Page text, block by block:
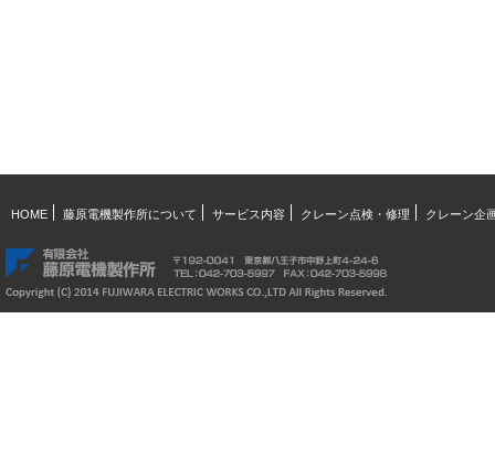
HOME 藤原電機製作所について サービス内容 クレーン点検・修理 クレーン企